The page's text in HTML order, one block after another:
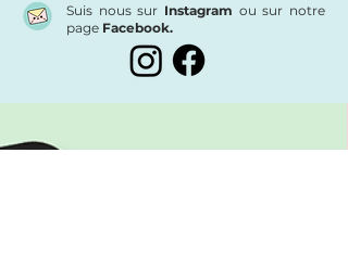
Suis nous sur Instagram ou sur notre
page Facebook.